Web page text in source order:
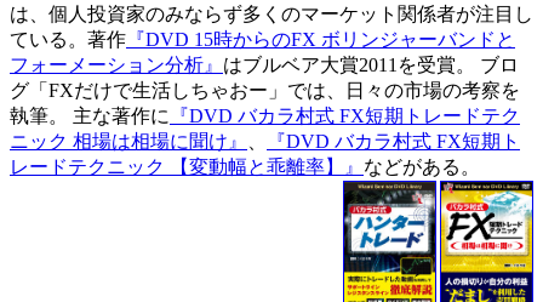
は、個人投資家のみならず多くのマーケット関係者が注目し
ている。著作 『DVD 15時からのFX ボリンジャーバンドと
フォーメーション分析』 はブルベア大賞2011を受賞。 ブロ
グ「FXだけで生活しちゃおー」では、日々の市場の考察を
執筆。 主な著作に
『DVD バカラ村式 FX短期トレードテク
ニック 相場は相場に聞け』
『DVD バカラ村式 FX短期ト
レードテクニック 【変動幅と乖離率】』 などがある。